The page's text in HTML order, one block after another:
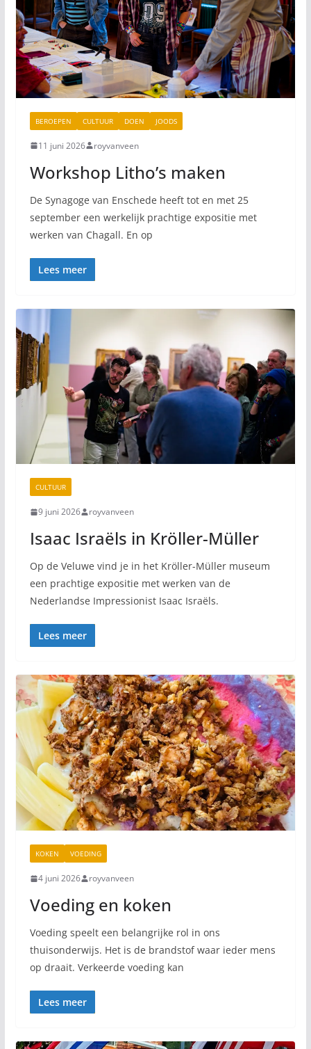
BEROEPEN CULTUUR DOEN JOODS
11 juni 2026 royvanveen
Workshop Litho’s maken
De Synagoge van Enschede heeft tot en met 25
september een werkelijk prachtige expositie met
werken van Chagall. En op
Lees meer
CULTUUR
9 juni 2026 royvanveen
Isaac Israëls in Kröller-Müller
Op de Veluwe vind je in het Kröller-Müller museum
een prachtige expositie met werken van de
Nederlandse Impressionist Isaac Israëls.
Lees meer
KOKEN VOEDING
4 juni 2026 royvanveen
Voeding en koken
Voeding speelt een belangrijke rol in ons
thuisonderwijs. Het is de brandstof waar ieder mens
op draait. Verkeerde voeding kan
Lees meer